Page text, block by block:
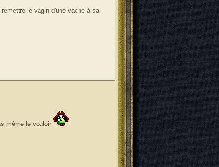
le vagin d'une vache à sa
même le vouloir